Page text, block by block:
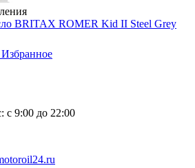
BRITAX ROMER Kid II Steel Grey
Избранное
с 9:00 до 22:00